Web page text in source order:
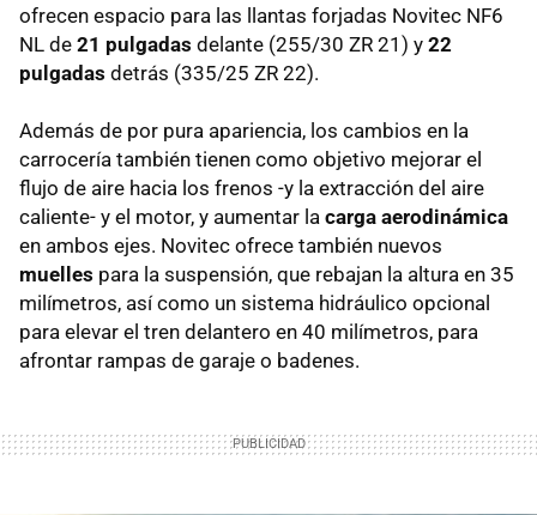
ofrecen espacio para las llantas forjadas Novitec NF6
NL de 21 pulgadas delante (255/30 ZR 21) y 22
pulgadas detrás (335/25 ZR 22).
Además de por pura apariencia, los cambios en la
carrocería también tienen como objetivo mejorar el
flujo de aire hacia los frenos -y la extracción del aire
caliente- y el motor, y aumentar la carga aerodinámica
en ambos ejes. Novitec ofrece también nuevos
muelles para la suspensión, que rebajan la altura en 35
milímetros, así como un sistema hidráulico opcional
para elevar el tren delantero en 40 milímetros, para
afrontar rampas de garaje o badenes.